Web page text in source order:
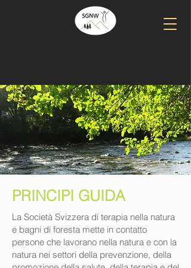
PRINCIPI GUIDA
La Società Svizzera di terapia nella natura
e bagni di foresta mette in contatto
persone che lavorano nella natura e con la
natura nei settori della prevenzione, della